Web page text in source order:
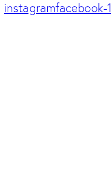
instagramfacebook-1